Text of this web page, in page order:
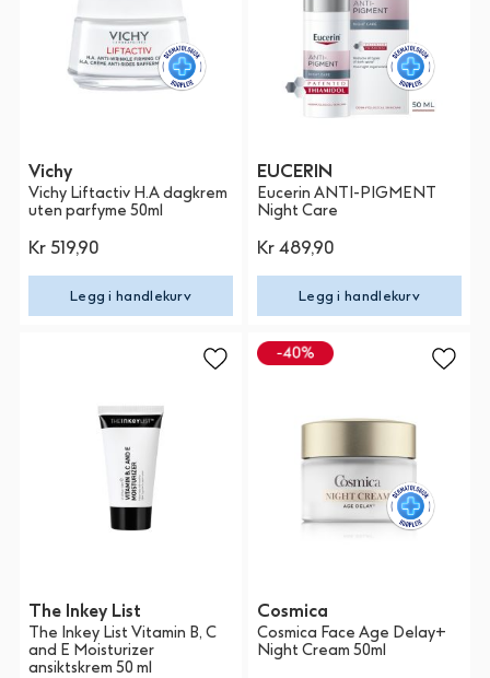
Vichy
Vichy Liftactiv H.A dagkrem
uten parfyme 50ml
Kr 519,90
Legg i handlekurv
EUCERIN
Eucerin ANTI-PIGMENT
Night Care
Kr 489,90
Legg i handlekurv
The Inkey List
The Inkey List Vitamin B, C
and E Moisturizer
ansiktskrem 50 ml
Cosmica
Cosmica Face Age Delay+
Night Cream 50ml